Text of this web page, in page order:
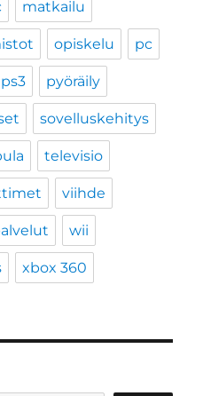
matkailu
opiskelu pc
ps3 pyöräily
sovelluskehitys
televisio
viihde
wii
xbox 360